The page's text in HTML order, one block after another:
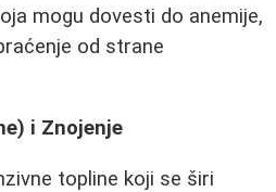
mogu dovesti do anemije,
od strane
i Znojenje
topline koji se širi